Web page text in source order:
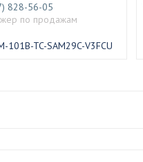
828-56-05
по продажам
101B-TC-SAM29C-V3FCU